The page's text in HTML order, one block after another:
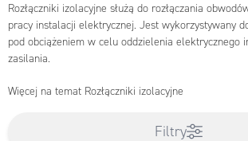
Rozłączniki izolacyjne służą do rozłączania
pracy instalacji elektrycznej. Jest wykorzystywany
pod obciążeniem w celu oddzielenia elektrycznego
zasilania.
Więcej na temat Rozłączniki izolacyjne
Filtry